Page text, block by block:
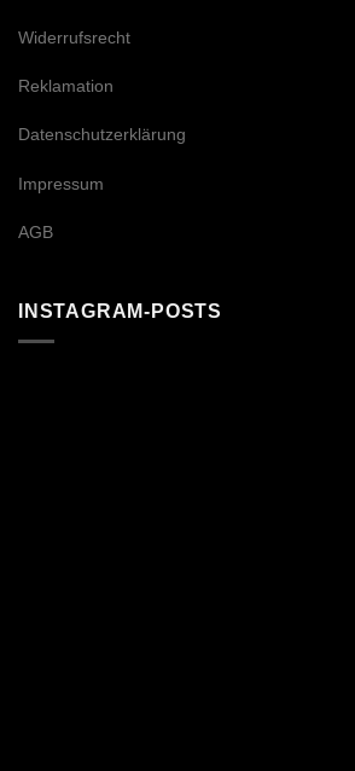
Widerrufsrecht
Reklamation
Datenschutzerklärung
Impressum
AGB
INSTAGRAM-POSTS